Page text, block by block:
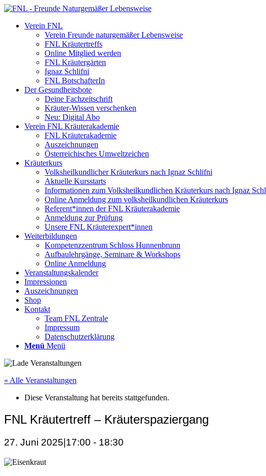
Verein FNL
Verein Freunde naturgemäßer Lebensweise
FNL Kräutertreffs
Online Mitglied werden
FNL Kräutergärten
Ignaz Schlifni
FNL BotschafterIn
Der Gesundheitsbote
Deine Fachzeitschrift
Kräuter-Wissen verschenken
Neu: Digital Abo
Verein FNL Kräuterakademie
FNL Kräuterakademie
Auszeichnungen
Österreichisches Umweltzeichen
Kräuterkurs
Volksheilkundlicher Kräuterkurs nach Ignaz Schlifni
Aktuelle Kursstarts
Informationen zum Volksheilkundlichen Kräuterkurs nach Ignaz
Online Anmeldung zum volksheilkundlichen Kräuterkurs
Referent*innen der FNL Kräuterakademie
Anmeldung zur Prüfung
Unsere FNL Kräuterexpert*innen
Weiterbildungen
Kompetenzzentrum Schloss Hunnenbrunn
Aufbaulehrgänge, Seminare & Workshops
Online Anmeldung
Veranstaltungskalender
Impressionen
Auszeichnungen
Shop
Kontakt
Team FNL Zentrale
Impressum
Datenschutzerklärung
Menü Menü
« Alle Veranstaltungen
Diese Veranstaltung hat bereits stattgefunden.
FNL Kräutertreff – Kräuterspaziergang
27. Juni 2025|17:00 - 18:30